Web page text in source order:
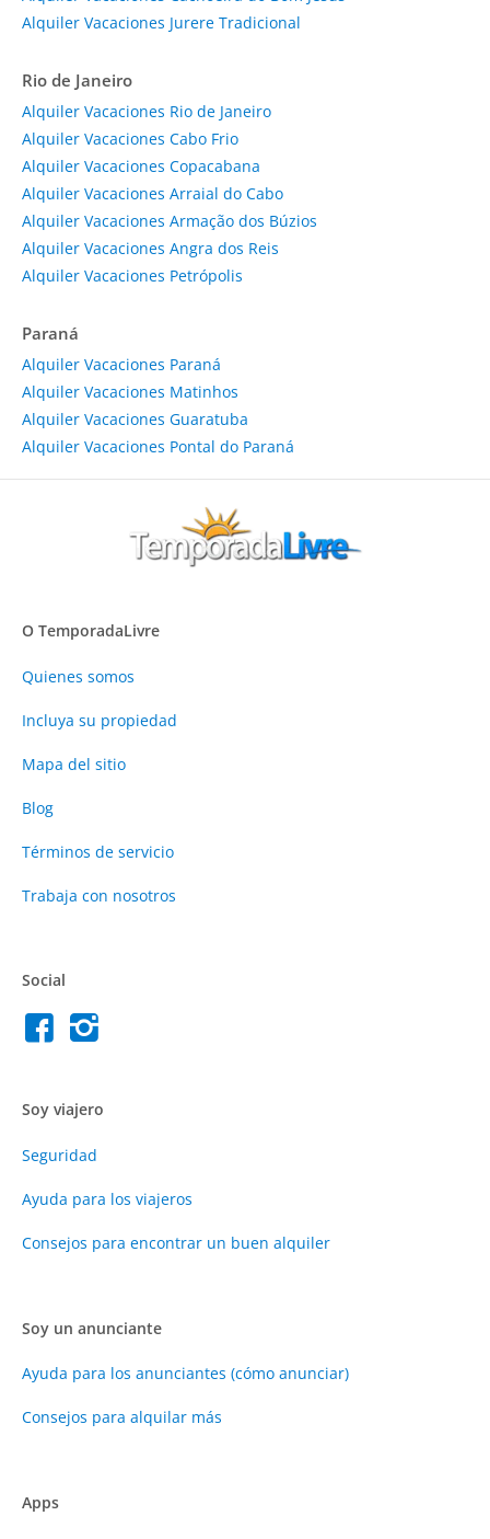
Alquiler Vacaciones Jurere Tradicional
Rio de Janeiro
Alquiler Vacaciones Rio de Janeiro
Alquiler Vacaciones Cabo Frio
Alquiler Vacaciones Copacabana
Alquiler Vacaciones Arraial do Cabo
Alquiler Vacaciones Armação dos Búzios
Alquiler Vacaciones Angra dos Reis
Alquiler Vacaciones Petrópolis
Paraná
Alquiler Vacaciones Paraná
Alquiler Vacaciones Matinhos
Alquiler Vacaciones Guaratuba
Alquiler Vacaciones Pontal do Paraná
O TemporadaLivre
Quienes somos
Incluya su propiedad
Mapa del sitio
Blog
Términos de servicio
Trabaja con nosotros
Social
Soy viajero
Seguridad
Ayuda para los viajeros
Consejos para encontrar un buen alquiler
Soy un anunciante
Ayuda para los anunciantes (cómo anunciar)
Consejos para alquilar más
Apps